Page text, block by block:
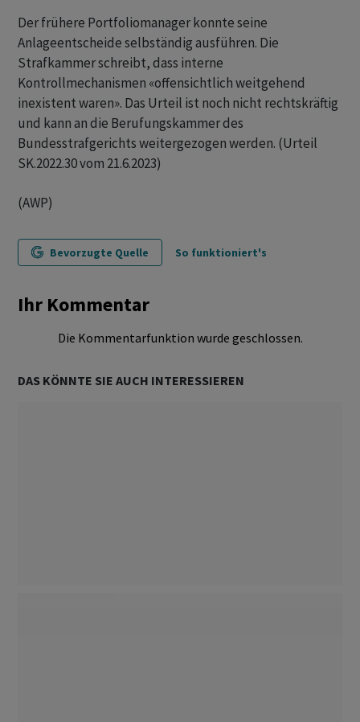
Der frühere Portfoliomanager konnte seine
Anlageentscheide selbständig ausführen. Die
Strafkammer schreibt, dass interne
Kontrollmechanismen «offensichtlich weitgehend
inexistent waren». Das Urteil ist noch nicht rechtskräftig
und kann an die Berufungskammer des
Bundesstrafgerichts weitergezogen werden. (Urteil
SK.2022.30 vom 21.6.2023)
(AWP)
Bevorzugte Quelle So funktioniert's
Ihr Kommentar
Die Kommentarfunktion wurde geschlossen.
DAS KÖNNTE SIE AUCH INTERESSIEREN